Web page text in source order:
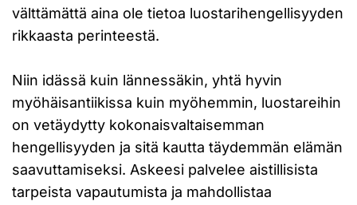
välttämättä aina ole tietoa luostarihengellisyyden
rikkaasta perinteestä.
Niin idässä kuin lännessäkin, yhtä hyvin
myöhäisantiikissa kuin myöhemmin, luostareihin
on vetäydytty kokonaisvaltaisemman
hengellisyyden ja sitä kautta täydemmän elämän
saavuttamiseksi. Askeesi palvelee aistillisista
tarpeista vapautumista ja mahdollistaa